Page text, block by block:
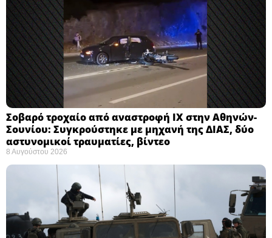
Σοβαρό τροχαίο από αναστροφή ΙΧ στην Αθηνών-
Σουνίου: Συγκρούστηκε με μηχανή της ΔΙΑΣ, δύο
αστυνομικοί τραυματίες, βίντεο
8 Αυγούστου 2026